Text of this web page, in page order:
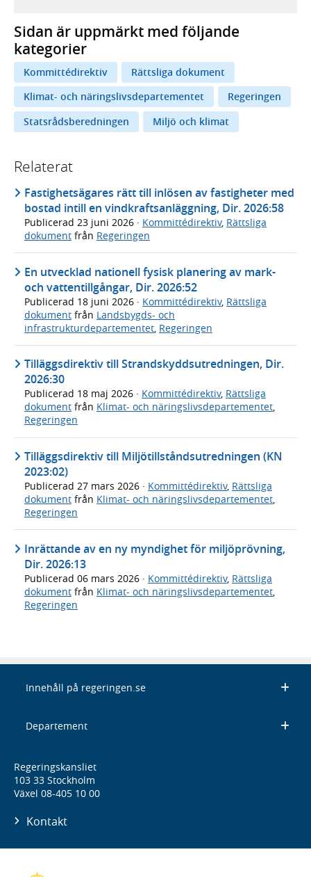
Sidan är uppmärkt med följande
kategorier
Kommittédirektiv
Rättsliga dokument
Klimat- och näringslivsdepartementet
Regeringen
Statsrådsberedningen
Miljö och klimat
Relaterat
Fastighetsägares rätt till inlösen av fastigheter med
bostad intill en vindkraftsanläggning, Dir. 2026:58
Publicerad 23 juni 2026 · Kommittédirektiv, Rättsliga
dokument från Regeringen
En utvecklad nationell fysisk planering av mark-
och vattentillgångar, Dir. 2026:52
Publicerad 18 juni 2026 · Kommittédirektiv, Rättsliga
dokument från Landsbygds- och
infrastrukturdepartementet Regeringen
Tilläggsdirektiv till Strandskyddsutredningen, Dir.
2026:30
Publicerad 18 maj 2026 · Kommittédirektiv, Rättsliga
dokument från Klimat- och näringslivsdepartementet,
Regeringen
Tilläggsdirektiv till Miljötillståndsutredningen (KN
2023:02)
Publicerad 27 mars 2026 · Kommittédirektiv, Rättsliga
dokument från Klimat- och näringslivsdepartementet,
Regeringen
Inrättande av en ny myndighet för miljöprövning,
Dir. 2026:13
Publicerad 06 mars 2026 · Kommittédirektiv, Rättsliga
dokument från Klimat- och näringslivsdepartementet
Regeringen
Innehåll på regeringen.se
Departement
Regeringskansliet
103 33 Stockholm
Växel 08-405 10 00
Kontakt